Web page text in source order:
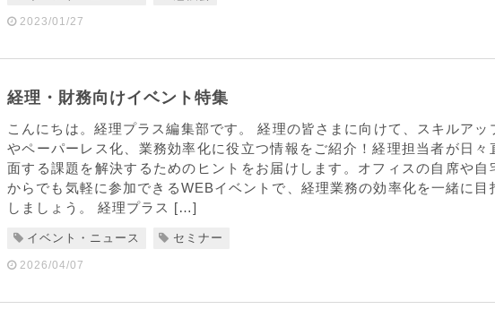
2023/01/27
経理・財務向けイベント特集
こんにちは。経理プラス編集部です。 経理の皆さまに向けて、スキルアッ
やペーパーレス化、業務効率化に役立つ情報をご紹介！経理担当者が日々
面する課題を解決するためのヒントをお届けします。オフィスの自席や自
からでも気軽に参加できるWEBイベントで、経理業務の効率化を一緒に目
しましょう。 経理プラス […]
イベント・ニュース セミナー
2026/04/07